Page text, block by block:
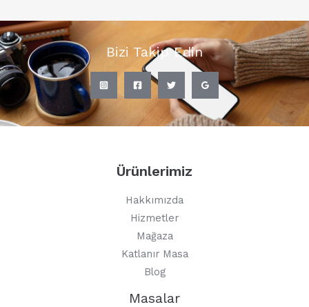
Bizi Takip Edin
Ürünlerimiz
Hakkımızda
Hizmetler
Mağaza
Katlanır Masa
Blog
Masalar